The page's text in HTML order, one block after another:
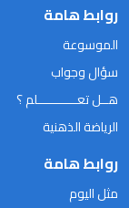
روابط هامة
الموسوعة
سؤال وجواب
هــل تعـــــــــــلم ؟
الرياضة الذهنية
روابط هامة
مثل اليوم